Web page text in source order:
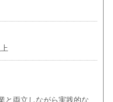
と両立しながら実践的な